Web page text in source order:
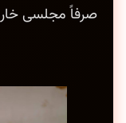
صرفاً مجلسی